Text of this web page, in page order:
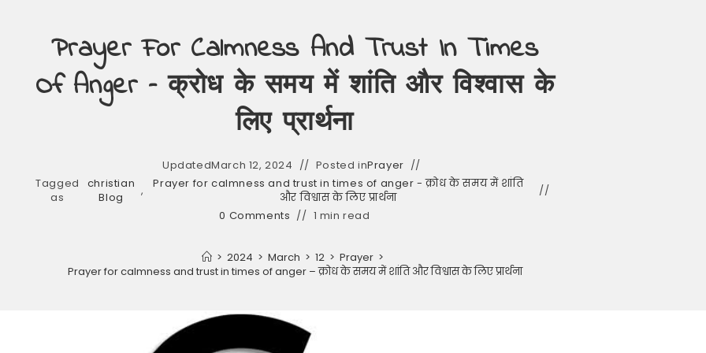
Prayer For Calmness And Trust In Times
Of Anger – क्रोध के समय में शांति और विश्वास के
लिए प्रार्थना
UpdatedMarch 12, 2024 Posted inPrayer
Tagged
as
christian
Blog
,
Prayer for calmness and trust in times of anger - क्रोध के समय में शांति
और विश्वास के लिए प्रार्थना
0 Comments
1 min read
> 2024 > March > 12 > Prayer >
Prayer for calmness and trust in times of anger – क्रोध के समय में शांति और विश्वास के लिए प्रार्थना